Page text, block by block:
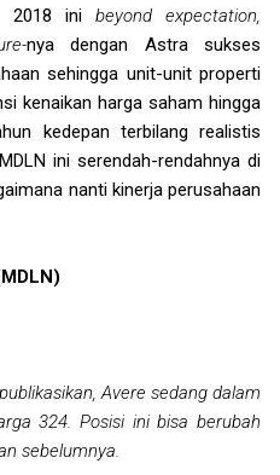
2018 ini beyond expectation,
nya dengan Astra sukses
sehingga unit-unit properti
kenaikan harga saham hingga
kedepan terbilang realistis
ini serendah-rendahnya di
nanti kinerja perusahaan
Avere sedang dalam
324. Posisi ini bisa berubah
sebelumnya.